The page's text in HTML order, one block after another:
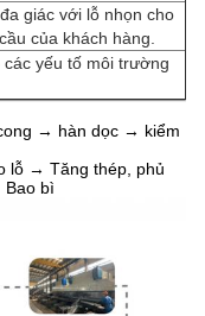
giác với lỗ nhọn cho
của khách hàng.
yếu tố môi trường
→ hàn dọc → kiểm
lỗ → Tăng thép, phủ
bì